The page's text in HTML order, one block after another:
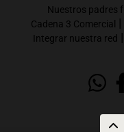
Nuestros padres
Cadena 3 Comercial |
Integrar nuestra red |